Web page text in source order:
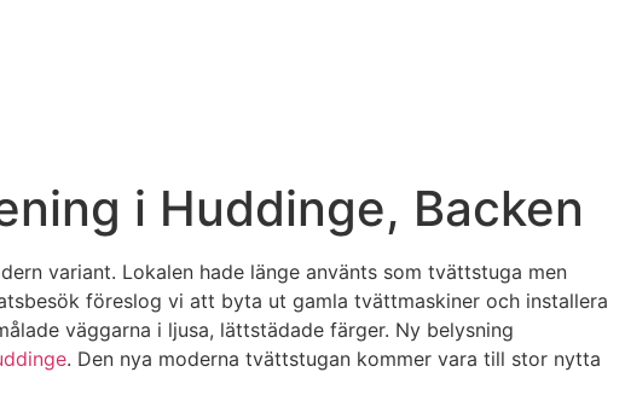
i Huddinge, Backen
variant. Lokalen hade länge använts som tvättstuga men
föreslog vi att byta ut gamla tvättmaskiner och installera
väggarna i ljusa, lättstädade färger. Ny belysning
. Den nya moderna tvättstugan kommer vara till stor nytta